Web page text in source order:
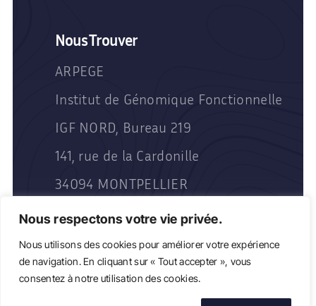
Nous respectons votre vie privée.
Nous utilisons des cookies pour améliorer votre expérience
de navigation. En cliquant sur « Tout accepter », vous
consentez à notre utilisation des cookies.
Nous Trouver
ARPEGE
Institut de Génomique Fonctionnelle
IGF NORD, Bureau 219
141, rue de la Cardonille
34094 MONTPELLIER
2024 BioCampus Website. All rights reserved.